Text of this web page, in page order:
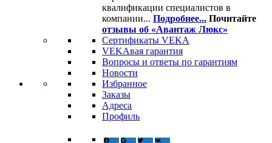
квалификации специалистов в
компании... Подробнее... Почитайте
отзывы об «Авантаж Люкс»
Сертификаты VEKA
VEKAвая гарантия
Вопросы и ответы по гарантиям
Новости
Избранное
Заказы
Адреса
Профиль